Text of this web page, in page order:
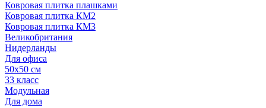
Ковровая плитка плашками
Ковровая плитка КМ2
Ковровая плитка КМ3
Великобритания
Нидерланды
Для офиса
50х50 см
33 класс
Модульная
Для дома